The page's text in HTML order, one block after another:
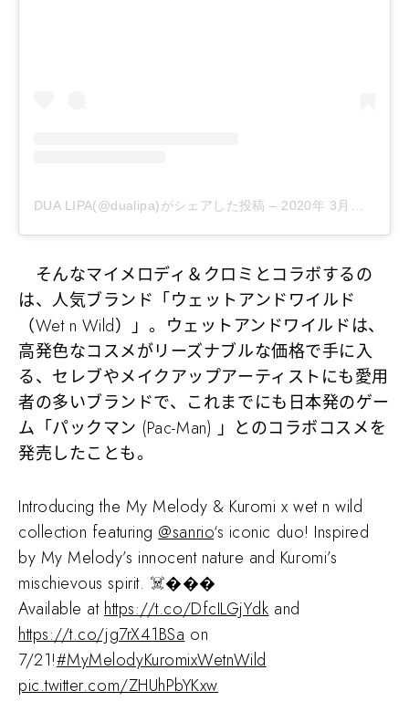
DUA LIPA(@dualipa)がシェアした投稿 – 2020年 3月月22日午後3時30分PDT
そんなマイメロディ＆クロミとコラボするの
は、人気ブランド「ウェットアンドワイルド
（Wet n Wild）」。ウェットアンドワイルドは、
高発色なコスメがリーズナブルな価格で手に入
る、セレブやメイクアップアーティストにも愛用
者の多いブランドで、これまでにも日本発のゲー
ム「パックマン (Pac-Man) 」とのコラボコスメを
発売したことも。
Introducing the My Melody & Kuromi x wet n wild
collection featuring @sanrio‘s iconic duo! Inspired
by My Melody’s innocent nature and Kuromi’s
mischievous spirit. ☠️���
Available at https://t.co/DfcILGjYdk and
https://t.co/jg7rX41BSa on
7/21!#MyMelodyKuromixWetnWild
pic.twitter.com/ZHUhPbYKxw